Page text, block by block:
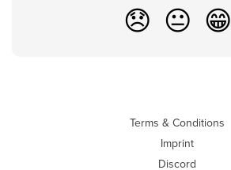
😞 😐 😁
Terms & Conditions
Imprint
Discord